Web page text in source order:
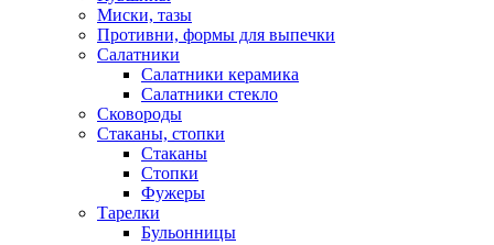
Миски, тазы
Противни, формы для выпечки
Салатники
Салатники керамика
Салатники стекло
Сковороды
Стаканы, стопки
Стаканы
Стопки
Фужеры
Тарелки
Бульонницы